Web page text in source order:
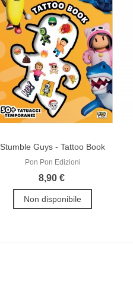
Stumble Guys - Tattoo Book
Pon Pon Edizioni
8,90 €
Non disponibile